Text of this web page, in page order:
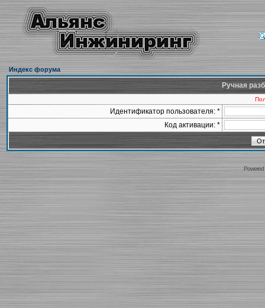
Индекс форума
Ручная
Идентификатор пользователя: *
Код активации: *